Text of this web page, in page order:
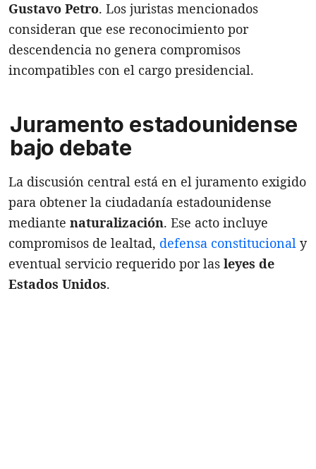
Gustavo Petro. Los juristas mencionados
consideran que ese reconocimiento por
descendencia no genera compromisos
incompatibles con el cargo presidencial.
Juramento estadounidense
bajo debate
La discusión central está en el juramento exigido
para obtener la ciudadanía estadounidense
mediante naturalización. Ese acto incluye
compromisos de lealtad, defensa constitucional y
eventual servicio requerido por las leyes de
Estados Unidos.